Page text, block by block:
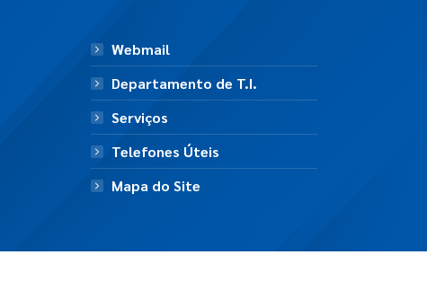
Webmail
Departamento de T.I.
Serviços
Telefones Úteis
Mapa do Site